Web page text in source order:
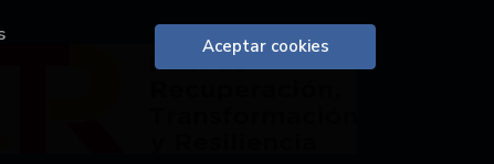
Aceptar cookies